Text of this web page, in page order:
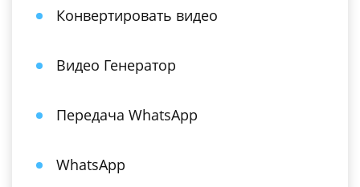
Конвертировать видео
Видео Генератор
Передача WhatsApp
WhatsApp